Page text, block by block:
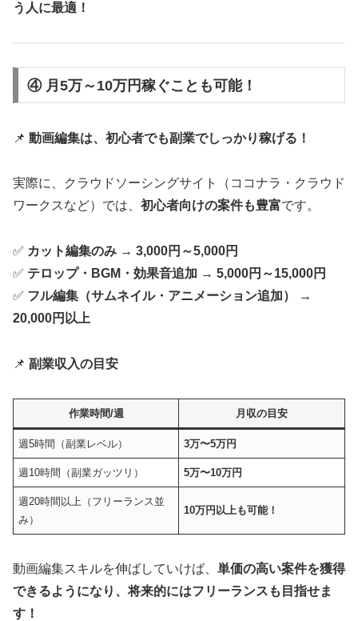
う人に最適！
④ 月5万～10万円稼ぐことも可能！
📌 動画編集は、初心者でも副業でしっかり稼げる！
実際に、クラウドソーシングサイト（ココナラ・クラウド
ワークスなど）では、 初心者向けの案件も豊富です。
✅ カット編集のみ → 3,000円～5,000円
✅ テロップ・BGM・効果音追加 → 5,000円～15,000円
✅ フル編集（サムネイル・アニメーション追加） →
20,000円以上
📌 副業収入の目安
作業時間/週 月収の目安
週5時間（副業レベル） 3万〜5万円
週10時間（副業ガッツリ） 5万〜10万円
週20時間以上（フリーランス並
み）
10万円以上も可能！
動画編集スキルを伸ばしていけば、 単価の高い案件を獲得
できるようになり、将来的にはフリーランスも目指せま
す！